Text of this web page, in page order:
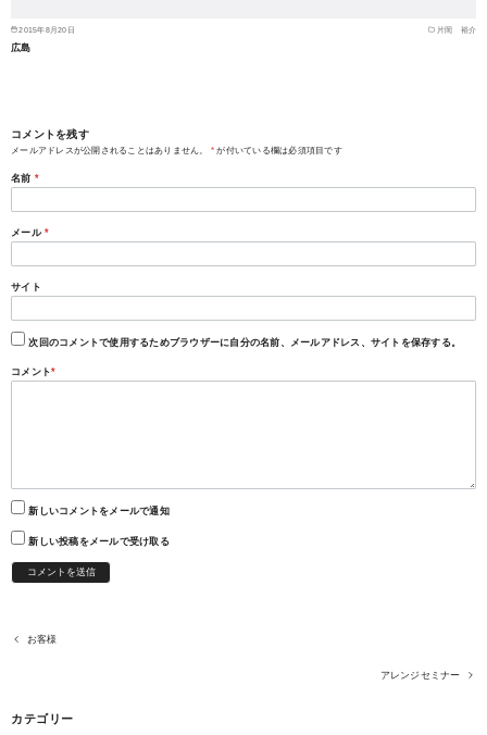
2015年8月20日 片岡 裕介
広島
コメントを残す
メールアドレスが公開されることはありません。 * が付いている欄は必須項目です
名前 *
メール *
サイト
次回のコメントで使用するためブラウザーに自分の名前、メールアドレス、サイトを保存する。
コメント*
新しいコメントをメールで通知
新しい投稿をメールで受け取る
お客様
アレンジセミナー
カテゴリー